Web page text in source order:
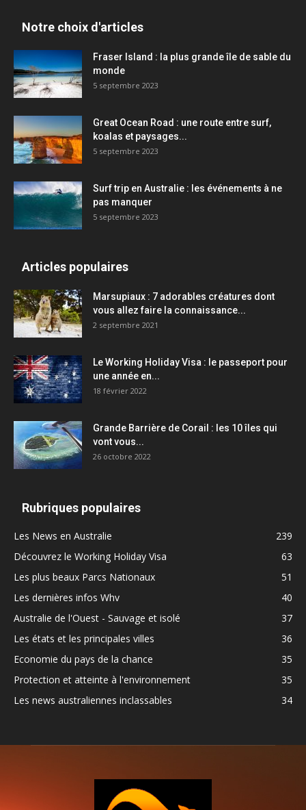
Notre choix d'articles
Fraser Island : la plus grande île de sable du
monde
5 septembre 2023
Great Ocean Road : une route entre surf,
koalas et paysages...
5 septembre 2023
Surf trip en Australie : les événements à ne
pas manquer
5 septembre 2023
Articles populaires
Marsupiaux : 7 adorables créatures dont
vous allez faire la connaissance...
2 septembre 2021
Le Working Holiday Visa : le passeport pour
une année en...
18 février 2022
Grande Barrière de Corail : les 10 îles qui
vont vous...
26 octobre 2022
Rubriques populaires
Les News en Australie
239
Découvrez le Working Holiday Visa
63
Les plus beaux Parcs Nationaux
51
Les dernières infos Whv
40
Australie de l'Ouest - Sauvage et isolé
37
Les états et les principales villes
36
Economie du pays de la chance
35
Protection et atteinte à l'environnement
35
Les news australiennes inclassables
34